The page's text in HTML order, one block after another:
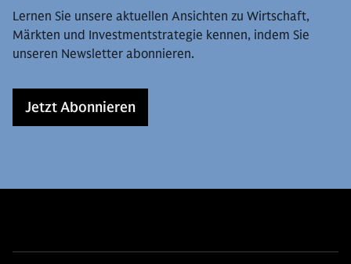
Lernen Sie unsere aktuellen Ansichten zu Wirtschaft,
Märkten und Investmentstrategie kennen, indem Sie
unseren Newsletter abonnieren.
Jetzt Abonnieren